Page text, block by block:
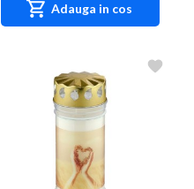
Adauga in cos